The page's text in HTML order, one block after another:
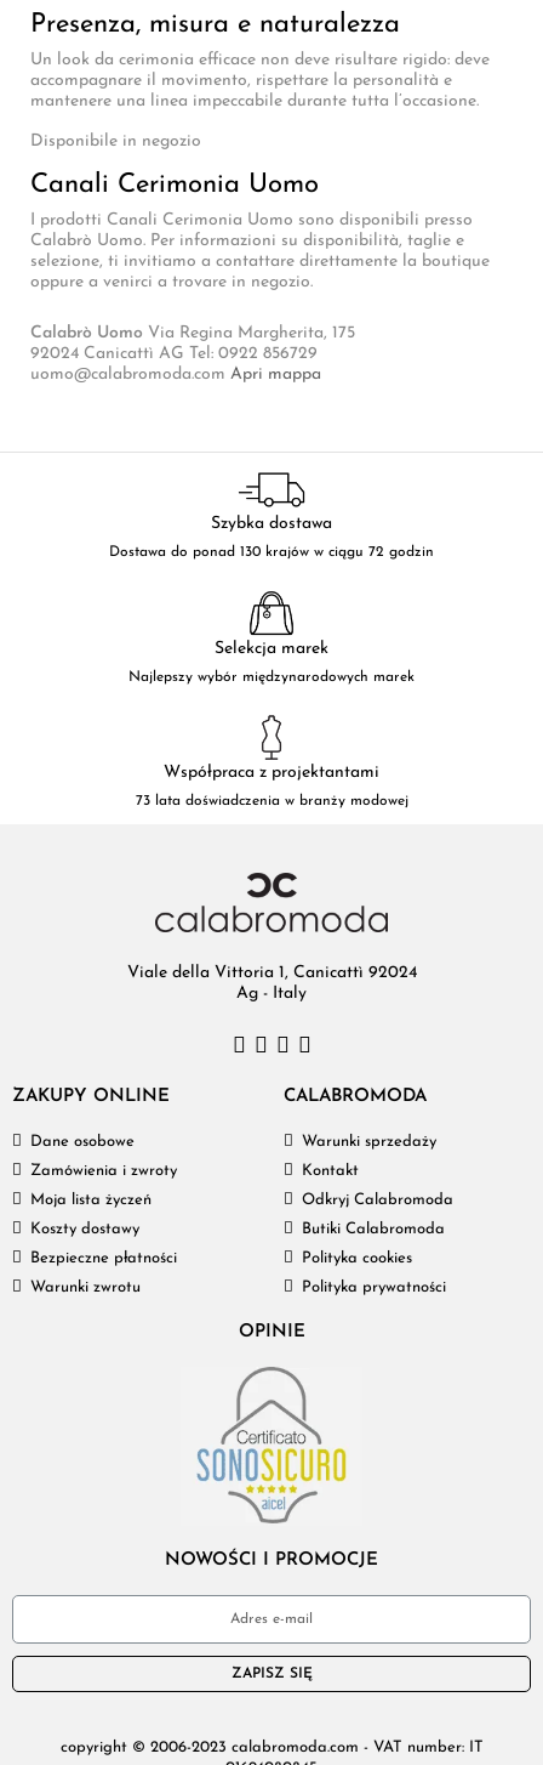
Presenza, misura e naturalezza
Un look da cerimonia efficace non deve risultare rigido: deve
accompagnare il movimento, rispettare la personalità e
mantenere una linea impeccabile durante tutta l’occasione.
Disponibile in negozio
Canali Cerimonia Uomo
I prodotti Canali Cerimonia Uomo sono disponibili presso
Calabrò Uomo. Per informazioni su disponibilità, taglie e
selezione, ti invitiamo a contattare direttamente la boutique
oppure a venirci a trovare in negozio.
Calabrò Uomo Via Regina Margherita, 175
92024 Canicattì AG Tel: 0922 856729
uomo@calabromoda.com Apri mappa
Szybka dostawa
Dostawa do ponad 130 krajów w ciągu 72 godzin
Selekcja marek
Najlepszy wybór międzynarodowych marek
Współpraca z projektantami
73 lata doświadczenia w branży modowej
Viale della Vittoria 1, Canicattì 92024
Ag - Italy
ZAKUPY ONLINE
Dane osobowe
Zamówienia i zwroty
Moja lista życzeń
Koszty dostawy
Bezpieczne płatności
Warunki zwrotu
CALABROMODA
Warunki sprzedaży
Kontakt
Odkryj Calabromoda
Butiki Calabromoda
Polityka cookies
Polityka prywatności
OPINIE
NOWOŚCI I PROMOCJE
ZAPISZ SIĘ
copyright © 2006-2023 calabromoda.com - VAT number: IT